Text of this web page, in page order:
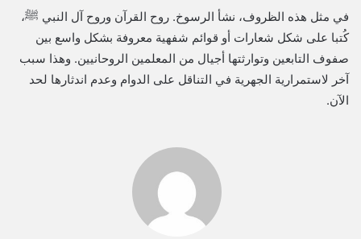
في مثل هذه الظروف، نشأ الرسوخ. روح القرآن وروح آل النبي ﷺ،
كُتبا على شكل شعارات أو قوائم شفهية معروفة بشكل واسع بين
صفوف التابعين وتوارثتها أجيال من المعلمين الروحانيين. وهذا سبب
آخر لاستمرارية الجهرية في التناقل على الدوام وعدم اندثارها لحد
الآن.